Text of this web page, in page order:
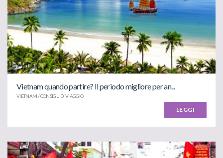
Vietnam quando partire? Il periodo migliore per an...
VIETNAM / CONSIGLI DI VIAGGIO
LEGGI